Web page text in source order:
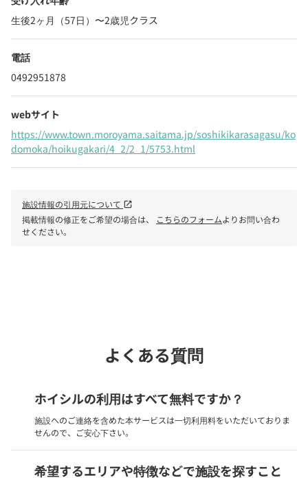
生後2ヶ月（57日）〜2歳児クラス
電話
0492951878
webサイト
https://www.town.moroyama.saitama.jp/soshikikarasagasu/ko
domoka/hoikugakari/4_2/2_1/5753.html
施設情報の引用元について open_in_new
掲載情報の修正をご希望の場合は、 こちらのフォームよりお問い合わ
せください。
よくある質問
ホイシルの利用はすべて無料ですか？
施設へのご連絡を含めた本サービスは一切利用料をいただいておりま
せんので、ご安心下さい。
希望するエリアや特徴などで施設を探すこと